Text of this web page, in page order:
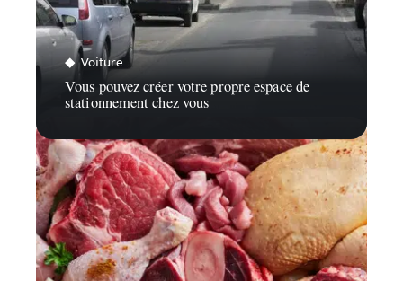
Voiture
Vous pouvez créer votre propre espace de
stationnement chez vous